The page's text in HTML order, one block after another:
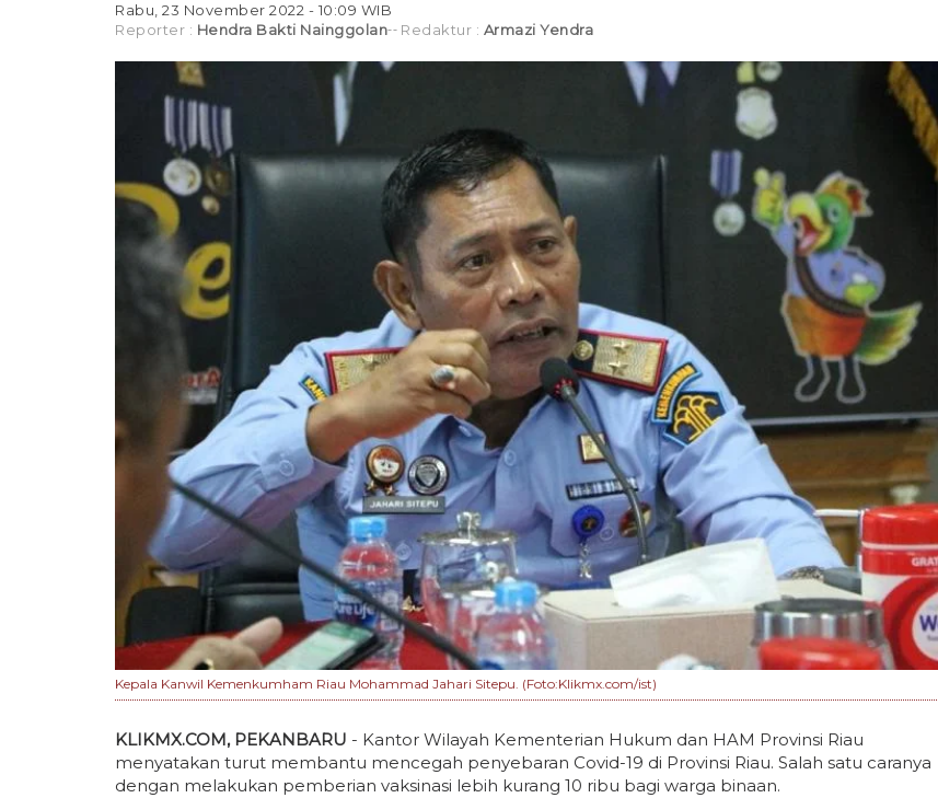
Rabu, 23 November 2022 - 10:09 WIB
Reporter : Hendra Bakti Nainggolan Redaktur : Armazi Yendra
Kepala Kanwil Kemenkumham Riau Mohammad Jahari Sitepu. (Foto:Klikmx.com/ist)
KLIKMX.COM, PEKANBARU - Kantor Wilayah Kementerian Hukum dan HAM Provinsi Riau
menyatakan turut membantu mencegah penyebaran Covid-19 di Provinsi Riau. Salah satu caranya
dengan melakukan pemberian vaksinasi lebih kurang 10 ribu bagi warga binaan.